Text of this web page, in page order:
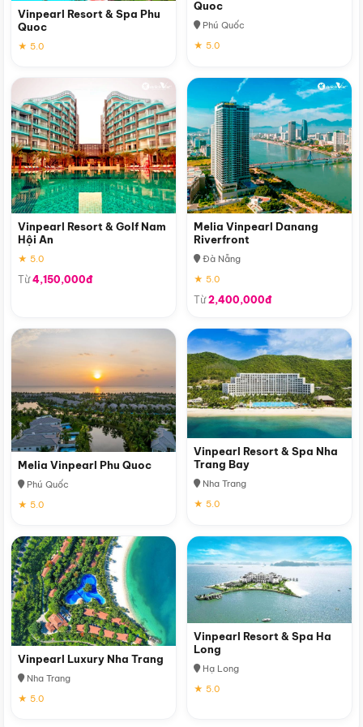
Vinpearl Resort & Spa Phu
Quoc
★ 5.0
Quoc
Phú Quốc
★ 5.0
Vinpearl Resort & Golf Nam
Hội An
★ 5.0
Từ4,150,000đ
Melia Vinpearl Danang
Riverfront
Đà Nẵng
★ 5.0
Từ2,400,000đ
Melia Vinpearl Phu Quoc
Phú Quốc
★ 5.0
Vinpearl Resort & Spa Nha
Trang Bay
Nha Trang
★ 5.0
Vinpearl Luxury Nha Trang
Nha Trang
★ 5.0
Vinpearl Resort & Spa Ha
Long
Hạ Long
★ 5.0